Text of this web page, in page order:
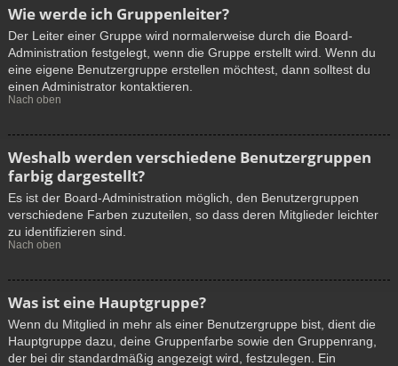
Wie werde ich Gruppenleiter?
Der Leiter einer Gruppe wird normalerweise durch die Board-
Administration festgelegt, wenn die Gruppe erstellt wird. Wenn du
eine eigene Benutzergruppe erstellen möchtest, dann solltest du
einen Administrator kontaktieren.
Nach oben
Weshalb werden verschiedene Benutzergruppen
farbig dargestellt?
Es ist der Board-Administration möglich, den Benutzergruppen
verschiedene Farben zuzuteilen, so dass deren Mitglieder leichter
zu identifizieren sind.
Nach oben
Was ist eine Hauptgruppe?
Wenn du Mitglied in mehr als einer Benutzergruppe bist, dient die
Hauptgruppe dazu, deine Gruppenfarbe sowie den Gruppenrang,
der bei dir standardmäßig angezeigt wird, festzulegen. Ein